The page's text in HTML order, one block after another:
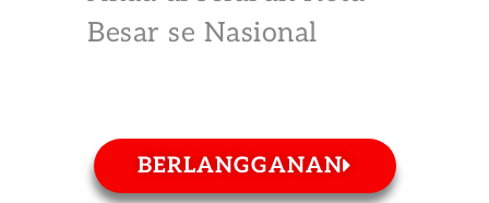
Besar se Nasional
BERLANGGANAN